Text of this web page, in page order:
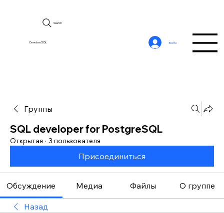
CerebroSQL
Search
Войти
Группы
SQL developer for PostgreSQL
Открытая · 3 пользователя
Присоединиться
Обсуждение Медиа Файлы О группе
Назад